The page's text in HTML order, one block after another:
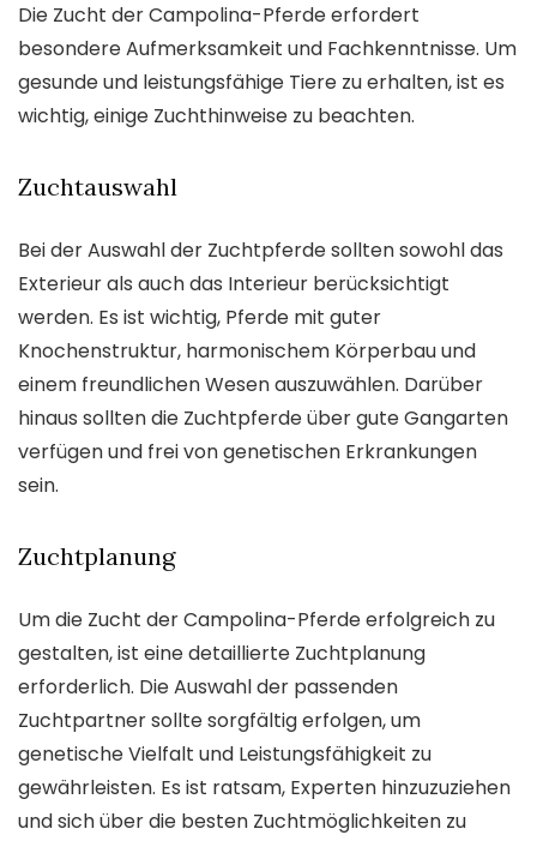
Die Zucht der Campolina-Pferde erfordert
besondere Aufmerksamkeit und Fachkenntnisse. Um
gesunde und leistungsfähige Tiere zu erhalten, ist es
wichtig, einige Zuchthinweise zu beachten.
Zuchtauswahl
Bei der Auswahl der Zuchtpferde sollten sowohl das
Exterieur als auch das Interieur berücksichtigt
werden. Es ist wichtig, Pferde mit guter
Knochenstruktur, harmonischem Körperbau und
einem freundlichen Wesen auszuwählen. Darüber
hinaus sollten die Zuchtpferde über gute Gangarten
verfügen und frei von genetischen Erkrankungen
sein.
Zuchtplanung
Um die Zucht der Campolina-Pferde erfolgreich zu
gestalten, ist eine detaillierte Zuchtplanung
erforderlich. Die Auswahl der passenden
Zuchtpartner sollte sorgfältig erfolgen, um
genetische Vielfalt und Leistungsfähigkeit zu
gewährleisten. Es ist ratsam, Experten hinzuzuziehen
und sich über die besten Zuchtmöglichkeiten zu